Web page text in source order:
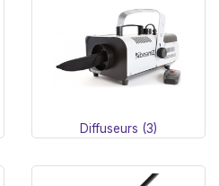
Diffuseurs (3)